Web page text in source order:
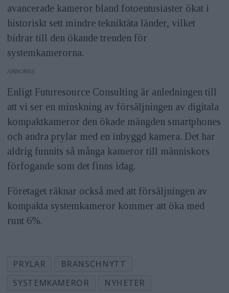
avancerade kameror bland fotoentusiaster ökat i
historiskt sett mindre tekniktäta länder, vilket
bidrar till den ökande trenden för
systemkamerorna.
ANNONS
Enligt Futuresource Consulting är anledningen till
att vi ser en minskning av försäljningen av digitala
kompaktkameror den ökade mängden smartphones
och andra prylar med en inbyggd kamera. Det har
aldrig funnits så många kameror till människors
förfogande som det finns idag.
Företaget räknar också med att försäljningen av
kompakta systemkameror kommer att öka med
runt 6%.
PRYLAR
BRANSCHNYTT
SYSTEMKAMEROR
NYHETER